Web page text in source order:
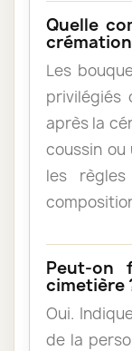
Quelle
Les
privilégiés
après la
coussin
les
Peut-on
cimetière
Oui.
de la